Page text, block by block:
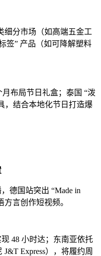
细分市场（如高端五金工
签” 产品（如可降解塑料
布局节日礼盒；泰国 “泼
，结合本地化节日打造爆
德国站突出 “Made in
方言创作短视频。
48 小时达；东南亚依托
Express），将履约周